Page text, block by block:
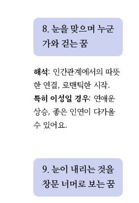
8. 눈을 맞으며 누군
가와 걷는 꿈
해석: 인간관계에서의 따뜻
한 연결, 로맨틱한 시작.
특히 이성일 경우: 연애운
상승, 좋은 인연이 다가올
수 있어요.
9. 눈이 내리는 것을
창문 너머로 보는 꿈